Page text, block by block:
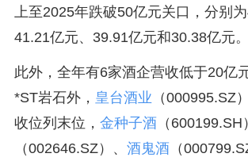
上至2025年跌破50亿元关口，分别为
41.21亿元、39.91亿元和30.38亿元。
此外，全年有6家酒企营收低于20亿
*ST岩石外， 皇台酒业 （000995.SZ
收位列末位， 金种子酒 （600199.SH
（002646.SZ）、 酒鬼酒 （